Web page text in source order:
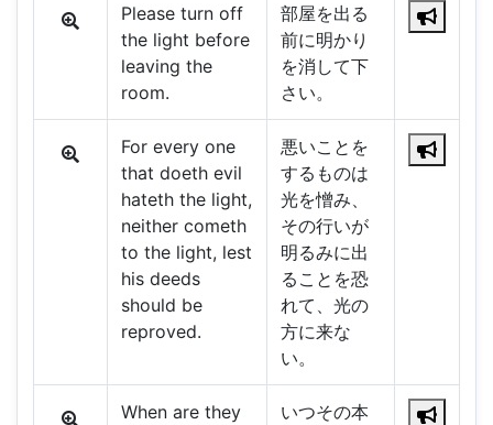
Please turn off
the light before
leaving the
room.
部屋を出る
前に明かり
を消して下
さい。
For every one
that doeth evil
hateth the light,
neither cometh
to the light, lest
his deeds
should be
reproved.
悪いことを
するものは
光を憎み、
その行いが
明るみに出
ることを恐
れて、光の
方に来な
い。
When are they
いつその本